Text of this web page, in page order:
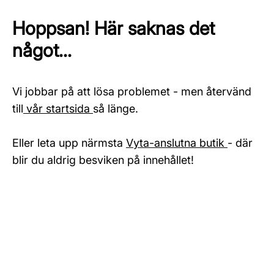
Hoppsan! Här saknas det
något...
Vi jobbar på att lösa problemet - men återvänd
till vår startsida så länge.
Eller leta upp närmsta Vyta-anslutna butik - där
blir du aldrig besviken på innehållet!